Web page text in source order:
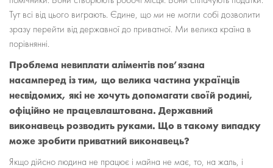
Тут всі від цього виграють. Єдине, що ми не могли собі дозволити
зразу перейти від державної до приватної. Ми велика країна в
порівнянні.
Проблема невиплати аліментів пов’язана
насамперед із тим, що велика частина українців
несвідомих, які не хочуть допомагати своїй родині,
офіційно не працевлаштована. Державний
виконавець розводить руками. Що в такому випадку
може зробити приватний виконавець?
Якщо дійсно людина не працює і майна не має, то, на жаль, і